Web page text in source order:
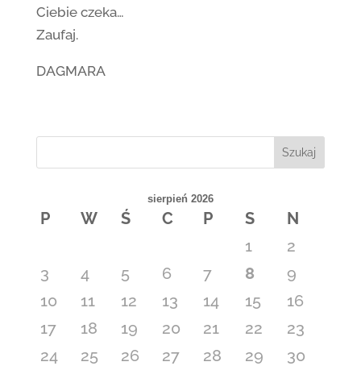
Ciebie czeka…
Zaufaj.
DAGMARA
Szukaj
sierpień 2026
P W Ś C P S
N
1
2
3
4 5 6 7 8
9
10
11 12 13 14 15
16
17
18 19 20 21 22
23
24
25 26 27 28 29
30